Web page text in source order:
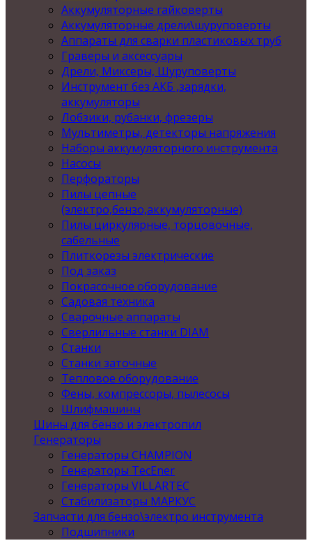
Аккумуляторные гайковерты
Аккумуляторные дрели\шуруповерты
Аппараты для сварки пластиковых труб
Граверы и аксессуары
Дрели, Миксеры, Шуруповерты
Инструмент без АКБ ,зарядки,
аккумуляторы
Лобзики, рубанки, фрезеры
Мультиметры, детекторы напряжения
Наборы аккумуляторного инструмента
Насосы
Перфораторы
Пилы цепные
(электро,бензо,аккумуляторные)
Пилы циркулярные, торцовочные,
сабельные
Плиткорезы электрические
Под заказ
Покрасочное оборудование
Садовая техника
Сварочные аппараты
Сверлильные станки DIAM
Станки
Станки заточные
Тепловое оборудование
Фены, компрессоры, пылесосы
Шлифмашины
Шины для бензо и электропил
Генераторы
Генераторы CHAMPION
Генераторы TecEner
Генераторы VILLARTEC
Стабилизаторы МАРКУС
Запчасти для бензо\электро инструмента
Подшипники